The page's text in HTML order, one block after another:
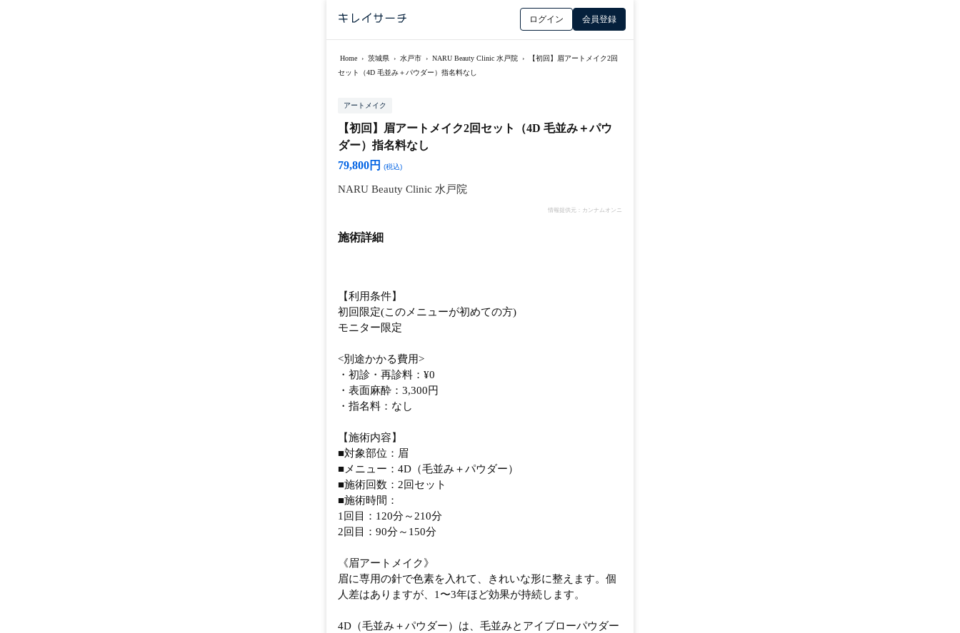
ログイン 会員登録
Home › 茨城県 › 水戸市 › NARU Beauty Clinic 水戸院 ›
【初回】眉アートメイク2回
セット（4D 毛並み＋パウダー）指名料なし
アートメイク
【初回】眉アートメイク2回セット（4D 毛並み＋パウ
ダー）指名料なし
79,800円
(税込)
NARU Beauty Clinic 水戸院
情報提供元：カンナムオンニ
施術詳細
【利用条件】
初回限定(このメニューが初めての方)
モニター限定
<別途かかる費用>
・初診・再診料：¥0
・表面麻酔：3,300円
・指名料：なし
【施術内容】
■対象部位：眉
■メニュー：4D（毛並み＋パウダー）
■施術回数：2回セット
■施術時間：
1回目：120分～210分
2回目：90分～150分
《眉アートメイク》
眉に専用の針で色素を入れて、きれいな形に整えます。個
人差はありますが、1〜3年ほど効果が持続します。
4D（毛並み＋パウダー）は、毛並みとアイブローパウダー